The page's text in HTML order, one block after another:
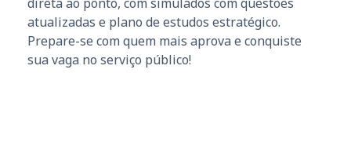
atualizadas e plano de estudos estratégico.
Prepare-se com quem mais aprova e conquiste
sua vaga no serviço público!